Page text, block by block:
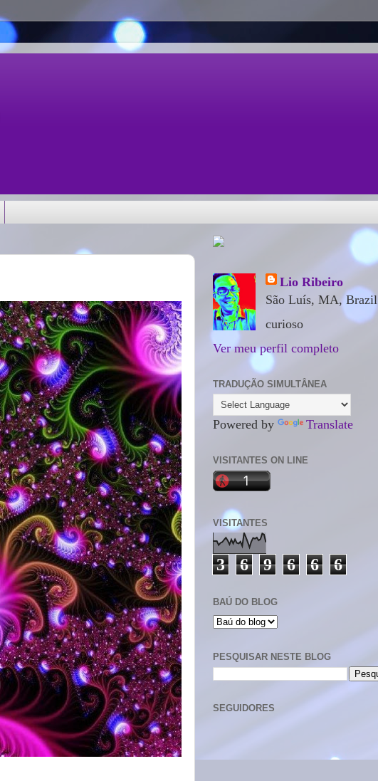
Lio Ribeiro
São Luís, MA, Brazil
curioso
Ver meu perfil completo
TRADUÇÃO SIMULTÂNEA
Powered by Translate
VISITANTES ON LINE
VISITANTES
3 6 9 6 6 6
BAÚ DO BLOG
PESQUISAR NESTE BLOG
SEGUIDORES